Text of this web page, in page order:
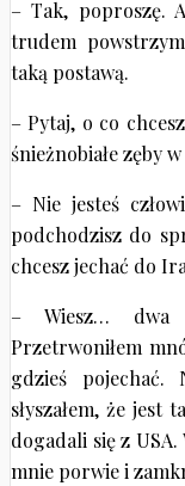
– Tak, poproszę.
trudem
taką postawą.
– Pytaj, o co
śnieżnobiałe zęby
– Nie jesteś
podchodzisz do
chcesz jechać do
– Wiesz… dwa
Przetrwoniłem
gdzieś
słyszałem, że
dogadali się z
mnie porwie i